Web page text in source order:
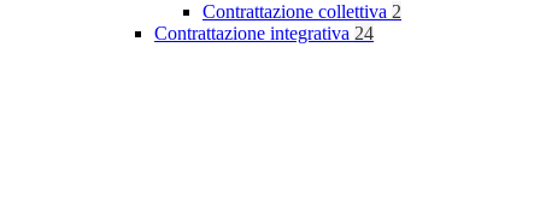
Contrattazione collettiva 2
Contrattazione integrativa 24